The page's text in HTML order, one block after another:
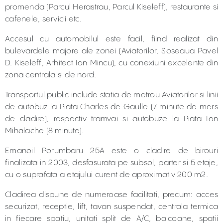
promenda (Parcul Herastrau, Parcul Kiseleff), restaurante si
cafenele, servicii etc.
Accesul cu automobilul este facil, fiind realizat din
bulevardele majore ale zonei (Aviatorilor, Soseaua Pavel
D. Kiseleff, Arhitect Ion Mincu), cu conexiuni excelente din
zona centrala si de nord.
Transportul public include statia de metrou Aviatorilor si linii
de autobuz la Piata Charles de Gaulle (7 minute de mers
de cladire), respectiv tramvai si autobuze la Piata Ion
Mihalache (8 minute).
Emanoil Porumbaru 25A este o cladire de birouri
finalizata in 2003, desfasurata pe subsol, parter si 5 etaje,
cu o suprafata a etajului curent de aproximativ 200 m2.
Cladirea dispune de numeroase facilitati, precum: acces
securizat, receptie, lift, tavan suspendat, centrala termica
in fiecare spatiu, unitati split de A/C, balcoane, spatii